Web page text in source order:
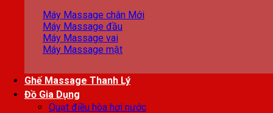
Máy Massage chân
Máy Massage đầu
Máy Massage vai
Máy Massage mặt
Ghế Massage Thanh Lý
Đồ Gia Dụng
Quạt điều hòa hơi nước